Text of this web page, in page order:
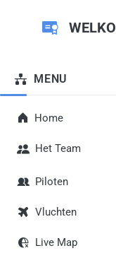
MENU
Home
Het Team
Piloten
Vluchten
Live Map